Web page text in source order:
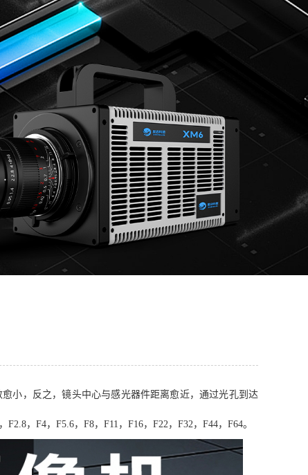
小，反之，镜头中心与感光器件距离愈近，通过光孔到达
，F4，F5.6，F8，F11，F16，F22，F32，F44，F64。